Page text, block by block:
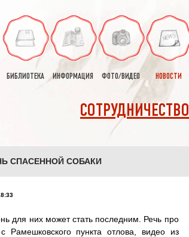
БИБЛИОТЕКА ИНФОРМАЦИЯ ФОТО/ВИДЕО НОВОСТИ
СОТРУДНИЧЕСТВО
СПАСЕННОЙ СОБАКИ
для них может стать последним. Речь про
Рамешковского пункта отлова, видео из